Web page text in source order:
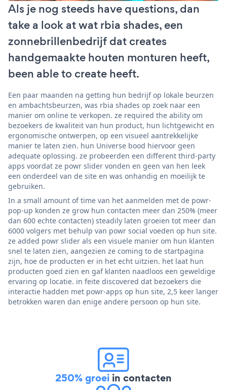
Als je nog steeds have questions, dan
take a look at wat rbia shades, een
zonnebrillenbedrijf dat creates
handgemaakte houten monturen heeft,
been able to create heeft.
Een paar maanden na getting hun bedrijf op lokale beurzen
en ambachtsbeurzen, was rbia shades op zoek naar een
manier om online te verkopen. ze required the ability om
bezoekers de kwaliteit van hun product, hun lichtgewicht en
ergonomische ontwerpen, op een visueel aantrekkelijke
manier te laten zien. hun Universe bood hiervoor geen
adequate oplossing. ze probeerden een different third-party
apps voordat ze powr slider vonden en geen van hen leek
een onderdeel van de site en was onhandig en moeilijk te
gebruiken.
In a small amount of time van het aanmelden met de powr-
pop-up konden ze grow hun contacten meer dan 250% (meer
dan 600 echte contacten) steadily laten groeien tot meer dan
6000 volgers met behulp van powr social voeden op hun site.
ze added powr slider als een visuele manier om hun klanten
snel te laten zien, aangezien ze coming to de startpagina
zijn, hoe de producten er in het echt uitzien. het laat hun
producten goed zien en gaf klanten naadloos een geweldige
ervaring op locatie. in feite discovered dat bezoekers die
interactie hadden met powr-apps op hun site, 2,5 keer langer
betrokken waren dan enige andere persoon op hun site.
250% groei in contacten